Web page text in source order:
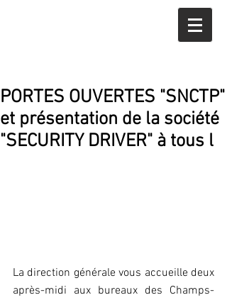
PORTES OUVERTES "SNCTP"
et présentation de la société
"SECURITY DRIVER" à tous l
La direction générale vous accueille deux
après-midi aux bureaux des Champs-